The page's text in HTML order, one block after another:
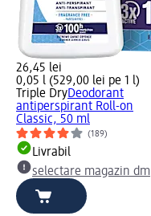
26,45 lei
0,05 l (529,00 lei pe 1 l)
Triple DryDeodorant
antiperspirant Roll-on
Classic, 50 ml
(189)
Livrabil
selectare magazin dm